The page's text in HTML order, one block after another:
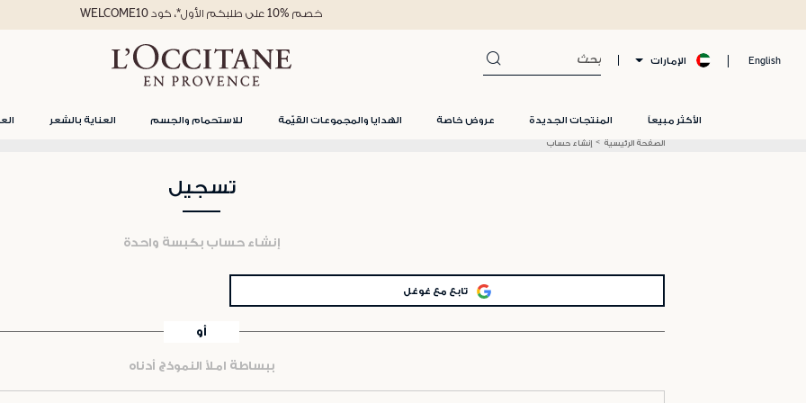
English الإمارات
الأكثر مبيعاً المنتجات الجديدة عروض خاصة الهدايا والمجموعات القيّمة للاستحمام والجسم العناية بالشعر
خصم %10 على طلبكم الأول*، كود WELCOME10
الصفحة الرئيسية إنشاء حساب
تسجيل
إنشاء حساب بكبسة واحدة
تابع مع غوغل
أو
ببساطة املأ النموذج أدناه